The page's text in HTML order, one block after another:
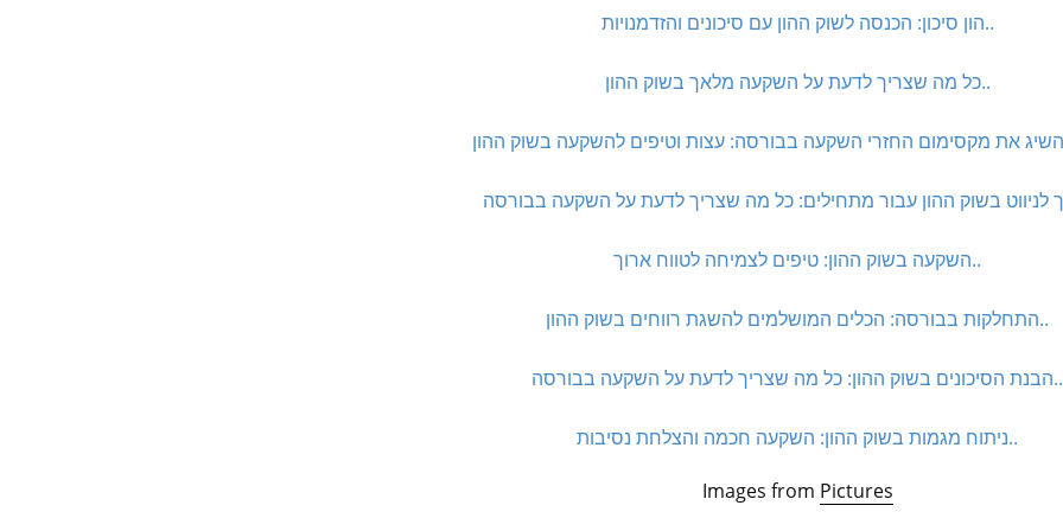
הון סיכון: הכנסה לשוק ההון עם סיכונים והזדמנויות..
כל מה שצריך לדעת על השקעה מלאך בשוק ההון..
השקעה בשוק ההון: טיפים לצמיחה לטווח ארוך..
התחלקות בבורסה: הכלים המושלמים להשגת רווחים בשוק ההון..
הבנת הסיכונים בשוק ההון: כל מה שצריך לדעת על השקעה בבורסה..
ניתוח מגמות בשוק ההון: השקעה חכמה והצלחת נסיבות..
Images from Pictures